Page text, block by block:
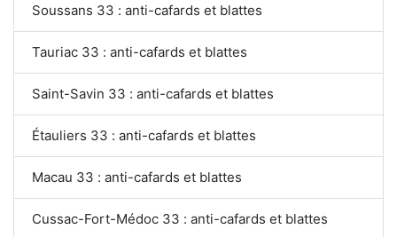
Soussans 33 : anti-cafards et blattes
Tauriac 33 : anti-cafards et blattes
Saint-Savin 33 : anti-cafards et blattes
Étauliers 33 : anti-cafards et blattes
Macau 33 : anti-cafards et blattes
Cussac-Fort-Médoc 33 : anti-cafards et blattes